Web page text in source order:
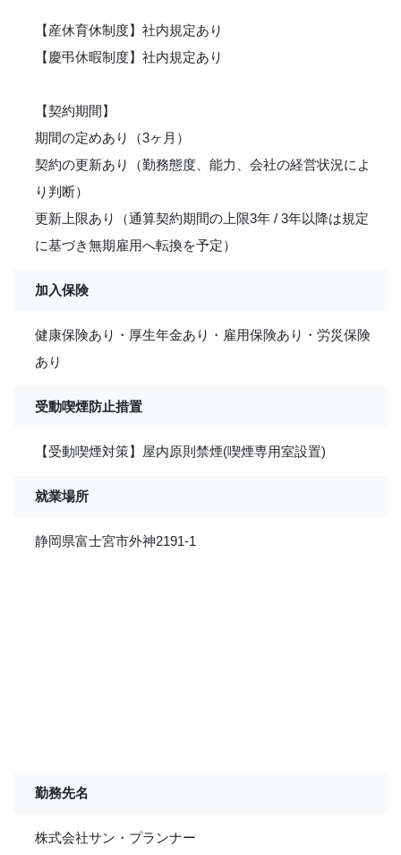
【産休育休制度】社内規定あり
【慶弔休暇制度】社内規定あり
【契約期間】
期間の定めあり（3ヶ月）
契約の更新あり（勤務態度、能力、会社の経営状況によ
り判断）
更新上限あり（通算契約期間の上限3年 / 3年以降は規定
に基づき無期雇用へ転換を予定）
加入保険
健康保険あり・厚生年金あり・雇用保険あり・労災保険
あり
受動喫煙防止措置
【受動喫煙対策】屋内原則禁煙(喫煙専用室設置)
就業場所
静岡県富士宮市外神2191-1
勤務先名
株式会社サン・プランナー